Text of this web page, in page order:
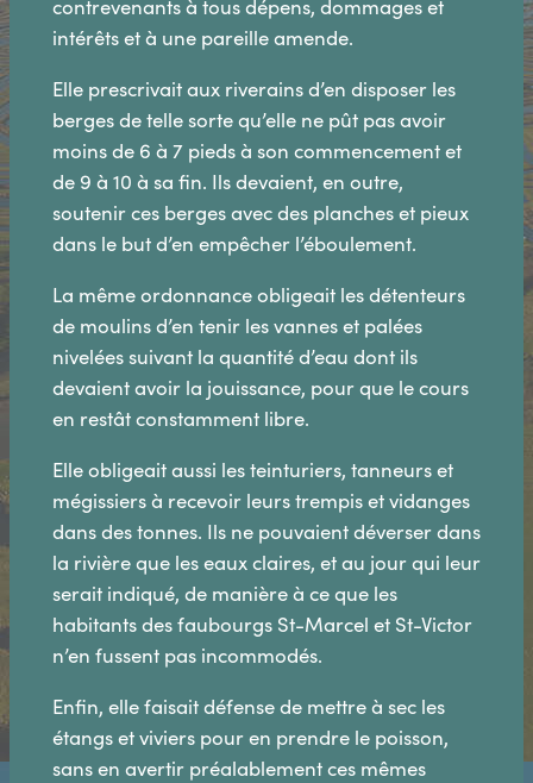
contrevenants à tous dépens, dommages et
intérêts et à une pareille amende.
Elle prescrivait aux riverains d’en disposer les
berges de telle sorte qu’elle ne pût pas avoir
moins de 6 à 7 pieds à son commencement et
de 9 à 10 à sa fin. Ils devaient, en outre,
soutenir ces berges avec des planches et pieux
dans le but d’en empêcher l’éboulement.
La même ordonnance obligeait les détenteurs
de moulins d’en tenir les vannes et palées
nivelées suivant la quantité d’eau dont ils
devaient avoir la jouissance, pour que le cours
en restât constamment libre.
Elle obligeait aussi les teinturiers, tanneurs et
mégissiers à recevoir leurs trempis et vidanges
dans des tonnes. Ils ne pouvaient déverser dans
la rivière que les eaux claires, et au jour qui leur
serait indiqué, de manière à ce que les
habitants des faubourgs St-Marcel et St-Victor
n’en fussent pas incommodés.
Enfin, elle faisait défense de mettre à sec les
étangs et viviers pour en prendre le poisson,
sans en avertir préalablement ces mêmes